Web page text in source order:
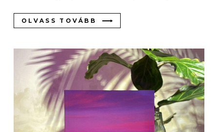
OLVASS TOVÁBB